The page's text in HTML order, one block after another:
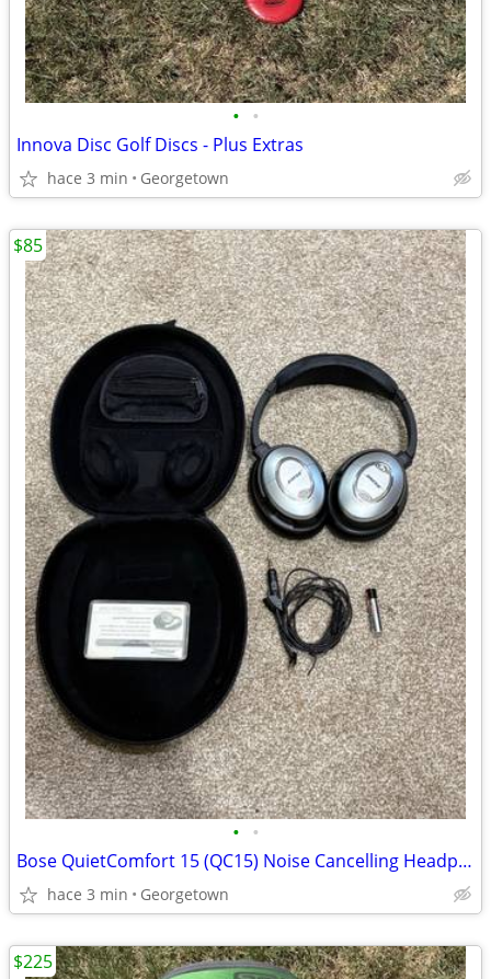
• •
Innova Disc Golf Discs - Plus Extras
hace 3 min Georgetown
• •
Bose QuietComfort 15 (QC15) Noise Cancelling Headphones
hace 3 min Georgetown
$85
$225